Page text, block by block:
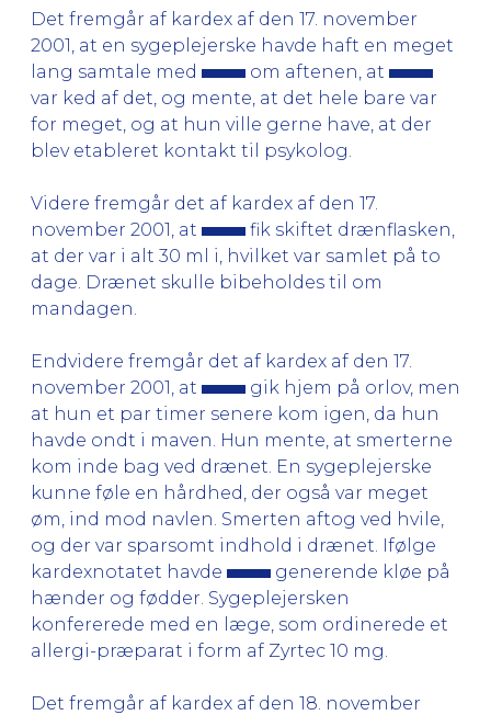
Det fremgår af kardex af den 17. november
2001, at en sygeplejerske havde haft en meget
lang samtale med
om aftenen, at
var ked af det, og mente, at det hele bare var
for meget, og at hun ville gerne have, at der
blev etableret kontakt til psykolog.
Videre fremgår det af kardex af den 17.
november 2001, at
fik skiftet drænflasken,
at der var i alt 30 ml i, hvilket var samlet på to
dage. Drænet skulle bibeholdes til om
mandagen.
Endvidere fremgår det af kardex af den 17.
november 2001, at
gik hjem på orlov, men
at hun et par timer senere kom igen, da hun
havde ondt i maven. Hun mente, at smerterne
kom inde bag ved drænet. En sygeplejerske
kunne føle en hårdhed, der også var meget
øm, ind mod navlen. Smerten aftog ved hvile,
og der var sparsomt indhold i drænet. Ifølge
kardexnotatet havde
generende kløe på
hænder og fødder. Sygeplejersken
konfererede med en læge, som ordinerede et
allergi-præparat i form af Zyrtec 10 mg.
Det fremgår af kardex af den 18. november